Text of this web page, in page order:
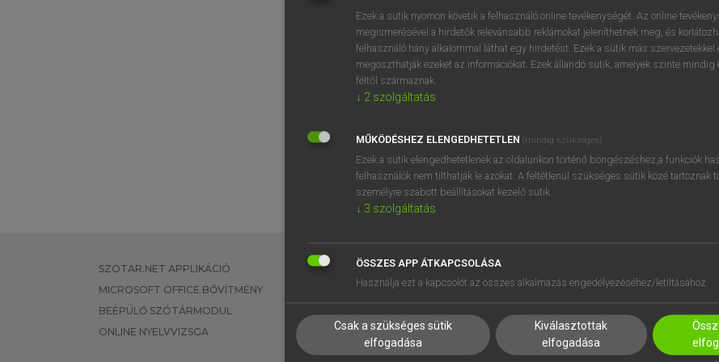
BELÉPÉS
próbaverziójának
regisztrálok ésbelépek
REGISZTRÁCIÓ
SZOTAR.NET APPLIKÁCIÓ
MICROSOFT OFFICE BŐVÍTMÉNY
BEÉPÜLŐ SZÓTÁRMODUL
ONLINE NYELVVIZSGA
EGYÉNI FELHASZNÁLÓKNAK
TANULÓKNAK
VÁLLALATI MEGOLDÁSOK
SÚGÓ
RÓLUNK
SÜTI BEÁLLÍTÁSOK
Ezek a sütik nyomon követik a felhasználó online tevékenységét. Az online
megismerésével a hirdetők relevánsabb reklámokat jeleníthetnek meg, és
felhasználó hány alkalommal láthat egy hirdetést. Ezek a sütik más szervezetekkel
megoszthatják ezeket az információkat. Ezek állandó sütik, amelyek szinte mindig
féltől származnak.
↓ 2 szolgáltatás
MŰKÖDÉSHEZ ELENGEDHETETLEN (mindig szükséges)
Ezek a sütik elengedhetetlenek az oldalunkon történő böngészéshez,a funkciók
felhasználók nem tilthatják le azokat. A feltétlenül szükséges sütik közé tartoznak
személyre szabott beállításokat kezelő sütik.
↓ 3 szolgáltatás
ÖSSZES APP ÁTKAPCSOLÁSA
Használja ezt a kapcsolót az összes alkalmazás engedélyezéséhez/letiltásához.
Csak a szükséges sütik
elfogadása
Kiválasztottak
elfogadása